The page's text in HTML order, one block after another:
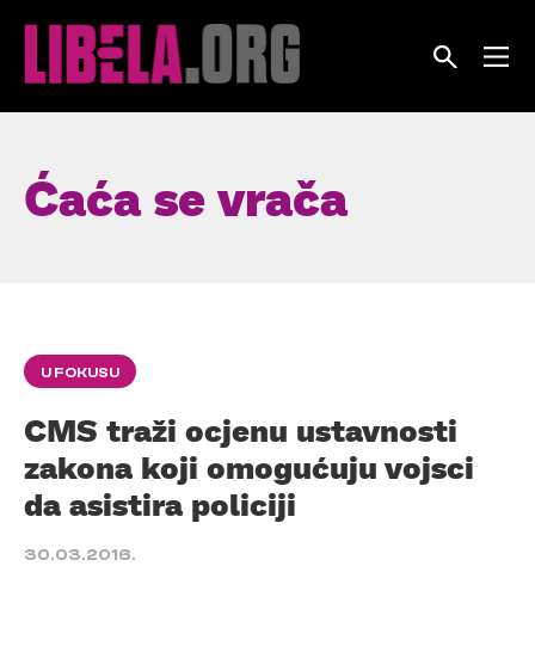
Ćaća se vrača
U FOKUSU
CMS traži ocjenu ustavnosti
zakona koji omogućuju vojsci
da asistira policiji
30.03.2016.